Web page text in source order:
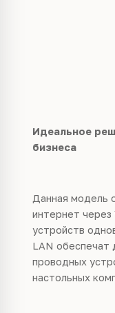
Идеальное
бизнеса
Данная модель
интернет через
устройств
LAN обеспечат
проводных
настольных